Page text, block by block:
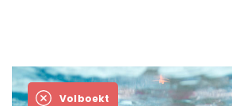
Volboekt